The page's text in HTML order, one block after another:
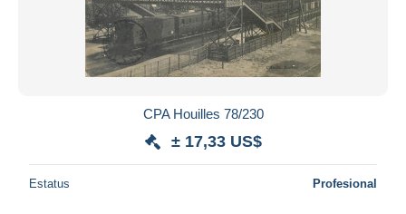
CPA Houilles 78/230
± 17,33 US$
Estatus Profesional